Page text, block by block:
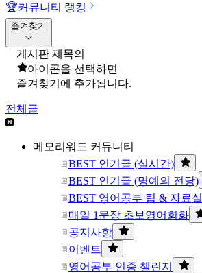
🏆커뮤니티 랭킹
즐겨찾기
게시판 제목의
아이콘을 선택하면
즐겨찾기에 추가됩니다.
전체글
메모리워드 커뮤니티
BEST 인기글 (실시간)
BEST 인기글 (명예의 전당)
BEST 영어공부 팁 & 자료실
매일 1문장 초보영어회화
공지사항
이벤트
영어공부 인증 챌린지